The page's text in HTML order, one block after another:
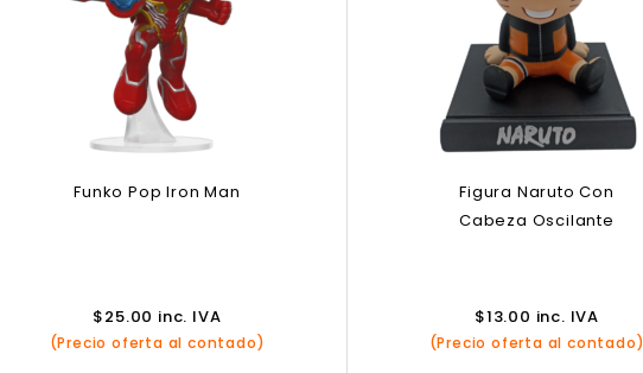
Funko Pop Iron Man
$25.00 inc. IVA
(Precio oferta al contado)
Figura Naruto Con
Cabeza Oscilante
$13.00 inc. IVA
(Precio oferta al contado)